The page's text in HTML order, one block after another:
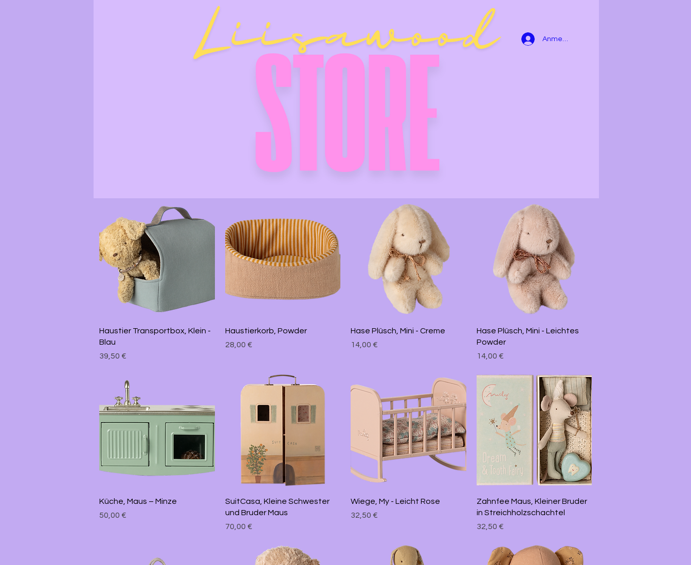
Anmelden
Schnellansicht
Haustier Transportbox, Klein -
Blau
Preis
39,50 €
Schnellansicht
Haustierkorb, Powder
Preis
28,00 €
Schnellansicht
Hase Plüsch, Mini - Creme
Preis
14,00 €
Schnellansicht
Hase Plüsch, Mini - Leichtes
Powder
Preis
14,00 €
Schnellansicht
Küche, Maus – Minze
Preis
50,00 €
Schnellansicht
SuitCasa, Kleine Schwester
und Bruder Maus
Preis
70,00 €
Schnellansicht
Wiege, My - Leicht Rose
Preis
32,50 €
Schnellansicht
Zahnfee Maus, Kleiner Bruder
in Streichholzschachtel
Preis
32,50 €